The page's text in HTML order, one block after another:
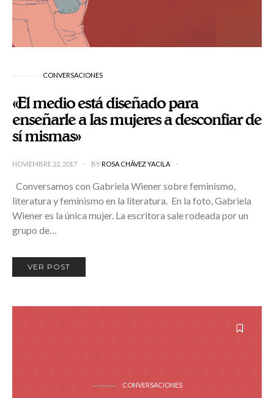
CONVERSACIONES
«El medio está diseñado para
enseñarle a las mujeres a desconfiar de
sí mismas»
NOVIEMBRE 22, 2017 BYROSA CHÁVEZ YACILA
Conversamos con Gabriela Wiener sobre feminismo,
literatura y feminismo en la literatura. En la foto, Gabriela
Wiener es la única mujer. La escritora sale rodeada por un
grupo de…
VER POST
CONVERSACIONES